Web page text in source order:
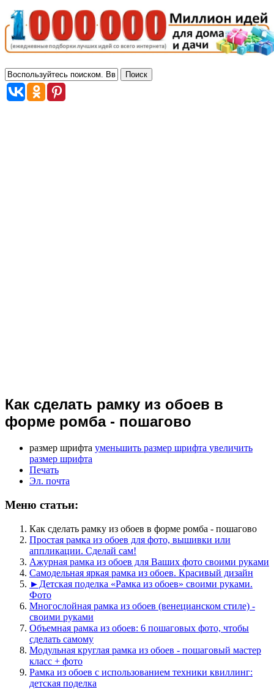
Как сделать рамку из обоев в
форме ромба - пошагово
размер шрифта уменьшить размер шрифта увеличить
размер шрифта
Печать
Эл. почта
Меню статьи:
Как сделать рамку из обоев в форме ромба - пошагово
Простая рамка из обоев для фото, вышивки или
аппликации. Сделай сам!
Ажурная рамка из обоев для Ваших фото своими руками
Самодельная яркая рамка из обоев. Красивый дизайн
►Детская поделка «Рамка из обоев» своими руками.
Фото
Многослойная рамка из обоев (венецианском стиле) -
своими руками
Объемная рамка из обоев: 6 пошаговых фото, чтобы
сделать самому
Модульная круглая рамка из обоев - пошаговый мастер
класс + фото
Рамка из обоев с использованием техники квиллинг:
детская поделка